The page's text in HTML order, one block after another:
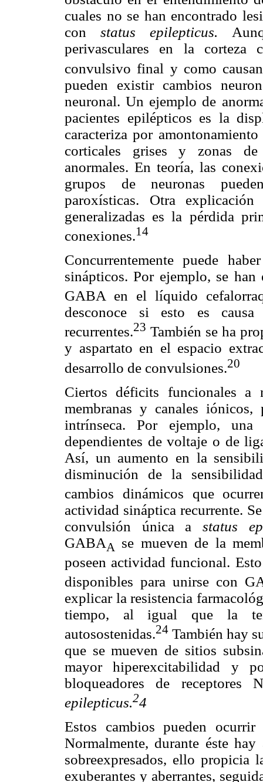
cuales no se han encontrado
con status epilepticus.
perivasculares en la corteza
convulsivo final y como
pueden existir cambios
neuronal. Un ejemplo de
pacientes epilépticos es la
caracteriza por
corticales grises y zonas de
anormales. En teoría, las
grupos de neuronas
paroxísticas. Otra
generalizadas es la pérdida
conexiones.14
Concurrentemente puede
sinápticos. Por ejemplo, se han
GABA en el líquido
desconoce si esto es
recurrentes.23 También se ha
y aspartato en el espacio
desarrollo de convulsiones.20
Ciertos déficits funcionales a
membranas y canales
intrínseca. Por ejemplo,
dependientes de voltaje o de
Así, un aumento en la
disminución de la
cambios dinámicos que
actividad sináptica recurrente.
convulsión única astatus
GABAA
se mueven de la
poseen actividad funcional.
disponibles para unirse con
explicar la resistencia
tiempo, al igual que la
autosostenidas.24 También hay
que se mueven de sitios
mayor hiperexcitabilidad y
bloqueadores de
epilepticus.24
Estos cambios pueden
Normalmente, durante éste
sobreexpresados, ello propicia
exuberantes y aberrantes,